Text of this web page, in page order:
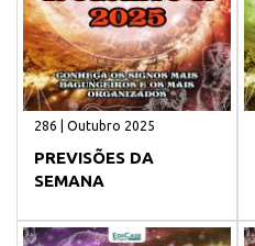
286 | Outubro 2025
PREVISÕES DA
SEMANA